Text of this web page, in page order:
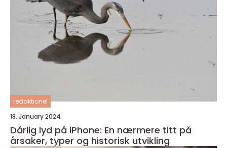
redaktionel
18. January 2024
Dårlig lyd på iPhone: En nærmere titt på
årsaker, typer og historisk utvikling